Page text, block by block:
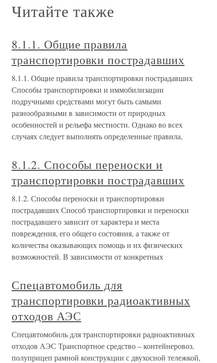
Читайте также
8.1.1. Общие правила
транспортировки пострадавших
8.1.1. Общие правила транспортировки пострадавших
Способы транспортировки и иммобилизации
подручными средствами могут быть самыми
разнообразными в зависимости от природных
особенностей и рельефа местности. Однако во всех
случаях следует выполнять определенные правила,
8.1.2. Способы переноски и
транспортировки пострадавших
8.1.2. Способы переноски и транспортировки
пострадавших Способ транспортировки и переноски
пострадавшего зависит от характера и места
повреждения, его общего состояния, а также от
количества оказывающих помощь и их физических
возможностей. В зависимости от конкретных
Спецавтомобиль для
транспортировки радиоактивных
отходов АЭС
Спецавтомобиль для транспортировки радиоактивных
отходов АЭС Транспортное средство – контейнеровоз,
полуприцеп рамной конструкции с двухосной тележкой,